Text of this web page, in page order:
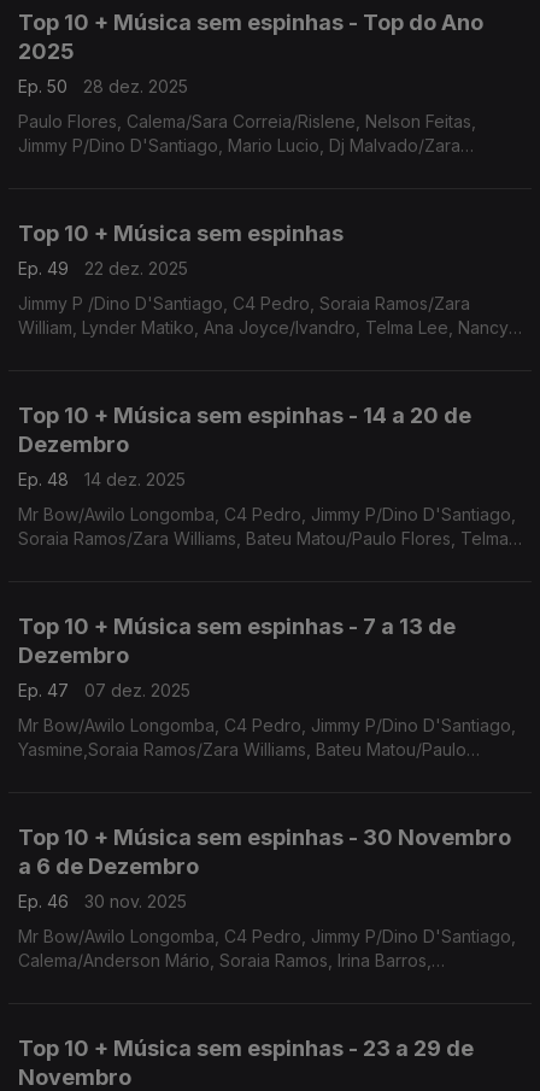
Top 10 + Música sem espinhas - Top do Ano
2025
Ep. 50
28 dez. 2025
Paulo Flores, Calema/Sara Correia/Rislene, Nelson Feitas,
Jimmy P/Dino D'Santiago, Mario Lucio, Dj Malvado/Zara
Top 10 + Música sem espinhas
Ep. 49
22 dez. 2025
Jimmy P /Dino D'Santiago, C4 Pedro, Soraia Ramos/Zara
William, Lynder Matiko, Ana Joyce/Ivandro, Telma Lee, Nancy
Top 10 + Música sem espinhas - 14 a 20 de
Dezembro
Ep. 48
14 dez. 2025
Mr Bow/Awilo Longomba, C4 Pedro, Jimmy P/Dino D'Santiago,
Soraia Ramos/Zara Williams, Bateu Matou/Paulo Flores, Telma
Top 10 + Música sem espinhas - 7 a 13 de
Dezembro
Ep. 47
07 dez. 2025
Mr Bow/Awilo Longomba, C4 Pedro, Jimmy P/Dino D'Santiago,
Yasmine,Soraia Ramos/Zara Williams, Bateu Matou/Paulo
Top 10 + Música sem espinhas - 30 Novembro
a 6 de Dezembro
Ep. 46
30 nov. 2025
Mr Bow/Awilo Longomba, C4 Pedro, Jimmy P/Dino D'Santiago,
Calema/Anderson Mário, Soraia Ramos, Irina Barros,
Top 10 + Música sem espinhas - 23 a 29 de
Novembro